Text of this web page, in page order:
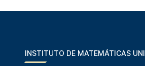
INSTITUTO DE MATEMÁTICAS